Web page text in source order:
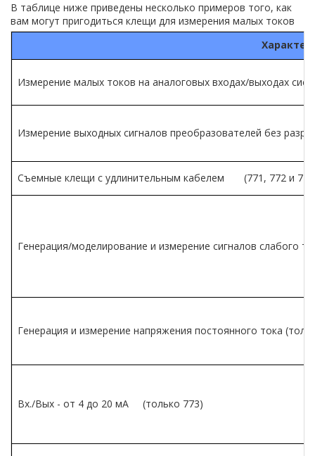
В таблице ниже приведены несколько примеров того, как
вам могут пригодиться клещи для измерения малых токов
Измерение малых токов на аналоговых входах/выходах
Измерение выходных сигналов преобразователей без
Съемные клещи с удлинительным кабелем (771, 772 и
Генерация/моделирование и измерение сигналов слабого
Генерация и измерение напряжения постоянного тока
Вх./Вых - от 4 до 20 мА (только 773)